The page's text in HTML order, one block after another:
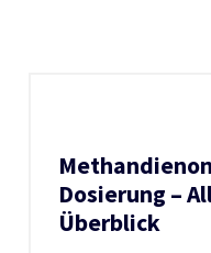
Dosierung –
Überblick